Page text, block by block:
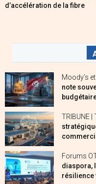
d’accélération de la fibre
Moody’s
note
TRIBUNE
Forums
diaspora,
résilience